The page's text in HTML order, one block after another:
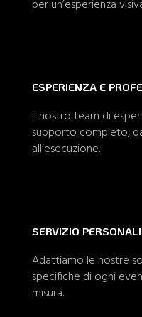
per un’esperienza
ESPERIENZA E
Il nostro team di
supporto completo,
all’esecuzione.
SERVIZIO
Adattiamo le nostre
specifiche di ogni
misura.